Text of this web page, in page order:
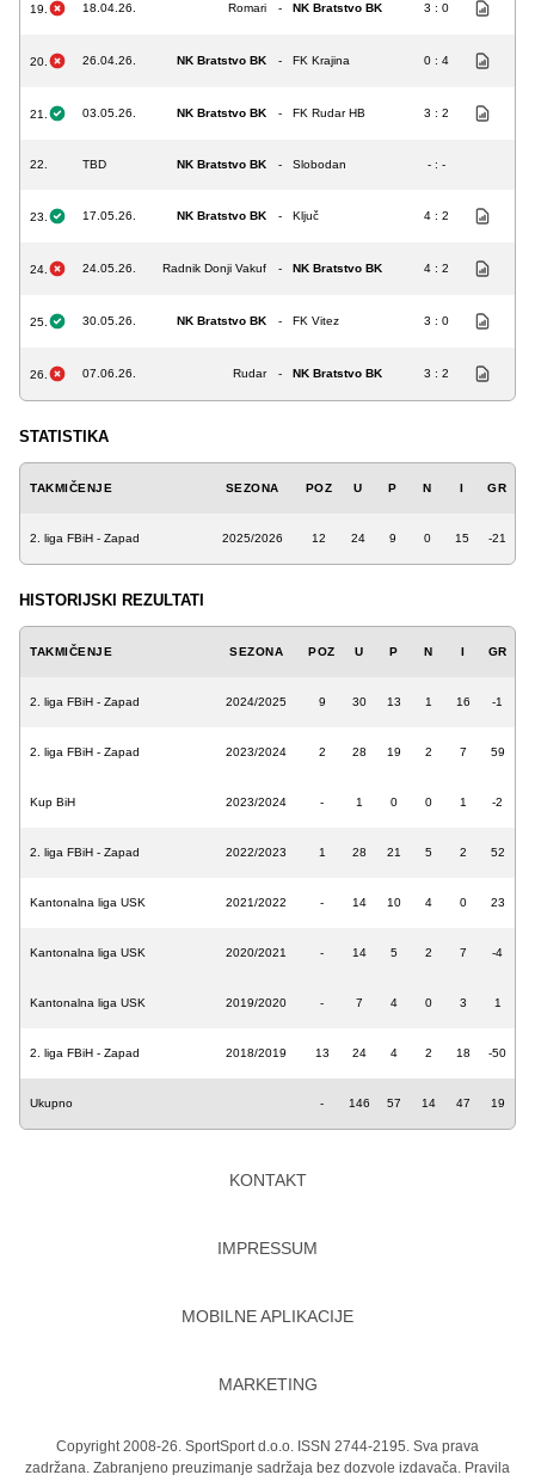
19. 18.04.26. Romari - NK Bratstvo BK 3 : 0
20. 26.04.26. NK Bratstvo BK - FK Krajina 0 : 4
21. 03.05.26. NK Bratstvo BK - FK Rudar HB 3 : 2
22. TBD NK Bratstvo BK - Slobodan - : -
23. 17.05.26. NK Bratstvo BK - Ključ 4 : 2
24. 24.05.26. Radnik Donji Vakuf - NK Bratstvo BK 4 : 2
25. 30.05.26. NK Bratstvo BK - FK Vitez 3 : 0
26. 07.06.26. Rudar - NK Bratstvo BK 3 : 2
STATISTIKA
TAKMIČENJE SEZONA POZ U P N I GR
2. liga FBiH - Zapad 2025/2026 12 24 9 0 15 -21
HISTORIJSKI REZULTATI
TAKMIČENJE SEZONA POZ U P N I GR
2. liga FBiH - Zapad 2024/2025 9 30 13 1 16 -1
2. liga FBiH - Zapad 2023/2024 2 28 19 2 7 59
Kup BiH 2023/2024 - 1 0 0 1 -2
2. liga FBiH - Zapad 2022/2023 1 28 21 5 2 52
Kantonalna liga USK 2021/2022 - 14 10 4 0 23
Kantonalna liga USK 2020/2021 - 14 5 2 7 -4
Kantonalna liga USK 2019/2020 - 7 4 0 3 1
2. liga FBiH - Zapad 2018/2019 13 24 4 2 18 -50
Ukupno - 146 57 14 47 19
KONTAKT
IMPRESSUM
MOBILNE APLIKACIJE
MARKETING
Copyright 2008-26. SportSport d.o.o. ISSN 2744-2195. Sva prava
zadržana. Zabranjeno preuzimanje sadržaja bez dozvole izdavača. Pravila